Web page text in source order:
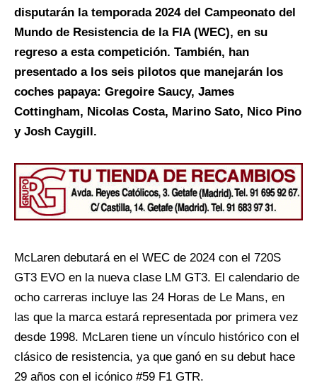
disputarán la temporada 2024 del Campeonato del
Mundo de Resistencia de la FIA (WEC), en su
regreso a esta competición. También, han
presentado a los seis pilotos que manejarán los
coches papaya: Gregoire Saucy, James
Cottingham, Nicolas Costa, Marino Sato, Nico Pino
y Josh Caygill.
McLaren debutará en el WEC de 2024 con el 720S
GT3 EVO en la nueva clase LM GT3. El calendario de
ocho carreras incluye las 24 Horas de Le Mans, en
las que la marca estará representada por primera vez
desde 1998. McLaren tiene un vínculo histórico con el
clásico de resistencia, ya que ganó en su debut hace
29 años con el icónico #59 F1 GTR.